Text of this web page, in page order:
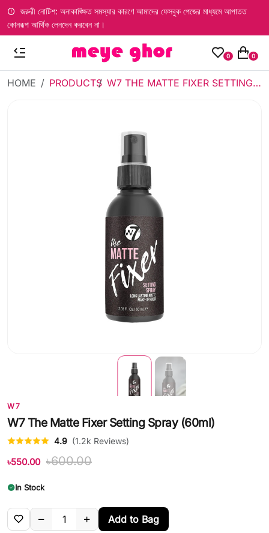
জরুরী নোটিশ: অনাকাঙ্ক্ষিত সমস্যার কারণে আমাদের ফেসবুক পেজের মাধ্যমে আপাতত
কোনরূপ আর্থিক লেনদেন করবেন না।
0 0
HOME PRODUCTS W7 THE MATTE FIXER SETTING SPRAY (60ML)
W7
W7 The Matte Fixer Setting Spray (60ml)
4.9 (1.2k Reviews)
৳550.00 ৳600.00
In Stock
Add to Bag